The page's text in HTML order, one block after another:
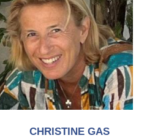
CHRISTINE GAS